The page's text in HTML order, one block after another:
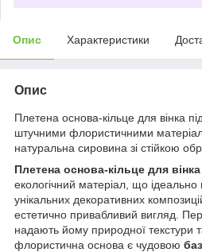
Опис Характеристики
Опис
Плетена основа-кільце для вінка
штучними флористичними
натуральна сировина зі стійкою
Плетена основа-кільце для вінка
екологічний матеріал, що ідеально
унікальних декоративних
естетично привабливий вигляд.
надають йому природної текстури
флористична основа є чудовою